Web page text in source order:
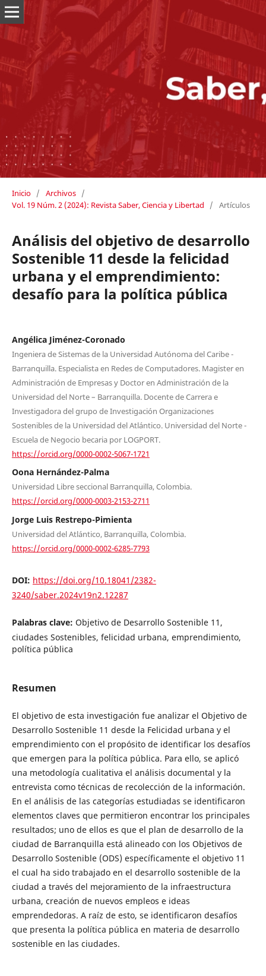
Inicio / Archivos /
Vol. 19 Núm. 2 (2024): Revista Saber, Ciencia y Libertad
/ Artículos
Análisis del objetivo de desarrollo
Sostenible 11 desde la felicidad
urbana y el emprendimiento:
desafío para la política pública
Angélica Jiménez-Coronado
Ingeniera de Sistemas de la Universidad Autónoma del Caribe -
Barranquilla. Especialista en Redes de Computadores. Magister en
Administración de Empresas y Doctor en Administración de la
Universidad del Norte – Barranquilla. Docente de Carrera e
Investigadora del grupo de Investigación Organizaciones
Sostenibles de la Universidad del Atlántico. Universidad del Norte -
Escuela de Negocio becaria por LOGPORT.
https://orcid.org/0000-0002-5067-1721
Oona Hernández-Palma
Universidad Libre seccional Barranquilla, Colombia.
https://orcid.org/0000-0003-2153-2711
Jorge Luis Restrepo-Pimienta
Universidad del Atlántico, Barranquilla, Colombia.
https://orcid.org/0000-0002-6285-7793
DOI: https://doi.org/10.18041/2382-
3240/saber.2024v19n2.12287
Palabras clave: Objetivo de Desarrollo Sostenible 11,
ciudades Sostenibles, felicidad urbana, emprendimiento,
política pública
Resumen
El objetivo de esta investigación fue analizar el Objetivo de
Desarrollo Sostenible 11 desde la Felicidad urbana y el
emprendimiento con el propósito de identificar los desafíos
que emergen para la política pública. Para ello, se aplicó
una metodología cualitativa el análisis documental y la
entrevista como técnicas de recolección de la información.
En el análisis de las categorías estudiadas se identificaron
elementos claves que permitieron encontrar los principales
resultados; uno de ellos es que el plan de desarrollo de la
ciudad de Barranquilla está alineado con los Objetivos de
Desarrollo Sostenible (ODS) específicamente el objetivo 11
el cual ha sido trabajado en el desarrollo sostenible de la
ciudad a través del mejoramiento de la infraestructura
urbana, creación de nuevos empleos e ideas
emprendedoras. A raíz de esto, se identificaron desafíos
que presenta la política pública en materia de desarrollo
sostenible en las ciudades.